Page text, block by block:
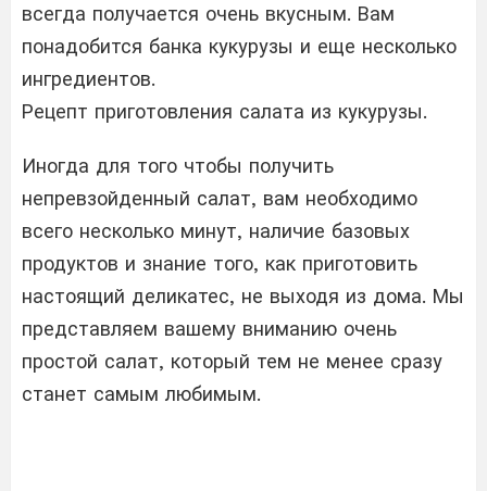
всегда получается очень вкусным. Вам
понадобится банка кукурузы и еще несколько
ингредиентов.
Рецепт приготовления салата из кукурузы.
Иногда для того чтобы получить
непревзойденный салат, вам необходимо
всего несколько минут, наличие базовых
продуктов и знание того, как приготовить
настоящий деликатес, не выходя из дома. Мы
представляем вашему вниманию очень
простой салат, который тем не менее сразу
станет самым любимым.